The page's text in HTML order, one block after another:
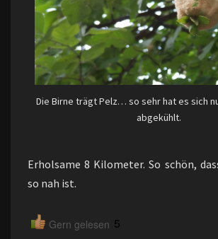
Die Birne trägt Pelz… so sehr hat es sich
abgekühlt.
Erholsame 8 Kilometer. So schön,
so nah ist.
Gern gelesen 5